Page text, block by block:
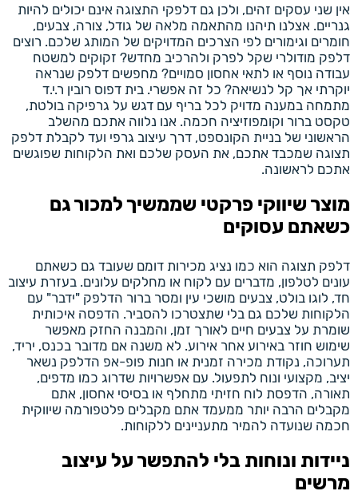
אין שני עסקים זהים, ולכן גם דלפקי התצוגה אינם יכולים להיות
גנריים. אצלנו תיהנו מהתאמה מלאה של גודל, צורה, צבעים,
חומרים וגימורים לפי הצרכים המדויקים של המותג שלכם. רוצים
דלפק מודולרי שקל לפרק ולהרכיב מחדש? זקוקים למשטח
עבודה נוסף או לתאי אחסון סמויים? מחפשים דלפק שנראה
יוקרתי אך קל לנשיאה? כל זה אפשרי. בית דפוס רובין ר.י.ד
מתמחה במענה מדויק לכל בריף עם דגש על גרפיקה בולטת,
טקסט ברור וקומפוזיציה חכמה. אנו נלווה אתכם מהשלב
הראשוני של בניית הקונספט, דרך עיצוב גרפי ועד לקבלת דלפק
תצוגה שמכבד אתכם, את העסק שלכם ואת הלקוחות שפוגשים
אתכם לראשונה.
מוצר שיווקי פרקטי שממשיך למכור גם
כשאתם עסוקים
דלפק תצוגה הוא כמו נציג מכירות דומם שעובד גם כשאתם
עונים לטלפון, מדברים עם לקוח או מחלקים עלונים. בעזרת עיצוב
חד, לוגו בולט, צבעים מושכי עין ומסר ברור הדלפק "ידבר" עם
הלקוחות שלכם גם בלי שתצטרכו להסביר. הדפסה איכותית
שומרת על צבעים חיים לאורך זמן, והמבנה החזק מאפשר
שימוש חוזר באירוע אחר אירוע. לא משנה אם מדובר בכנס, יריד,
תערוכה, נקודת מכירה זמנית או חנות פופ-אפ הדלפק נשאר
יציב, מקצועי ונוח לתפעול. עם אפשרויות שדרוג כמו מדפים,
תאורה, הדפסת לוח חזיתי מתחלף או בסיסי אחסון, אתם
מקבלים הרבה יותר ממעמד אתם מקבלים פלטפורמה שיווקית
חכמה שנועדה להמיר מתעניינים ללקוחות.
ניידות ונוחות בלי להתפשר על עיצוב
מרשים